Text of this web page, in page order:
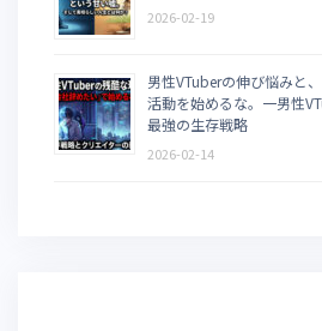
2026-02-19
男性VTuberの伸び悩みと
活動を始めるな。一男性
最強の生存戦略
2026-02-14